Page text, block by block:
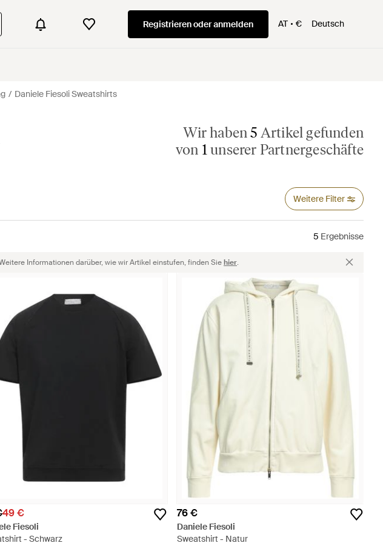
Registrieren oder anmelden AT € Deutsch
Daniele Fiesoli Sweatshirts
Wir haben5 Artikel gefunden
von 1unserer Partnergeschäfte
Weitere Filter
5 Ergebnisse
Informationen darüber, wie wir Artikel einstufen, finden Siehier.
49 €
Fiesoli
- Schwarz
76 €
Daniele Fiesoli
Sweatshirt - Natur